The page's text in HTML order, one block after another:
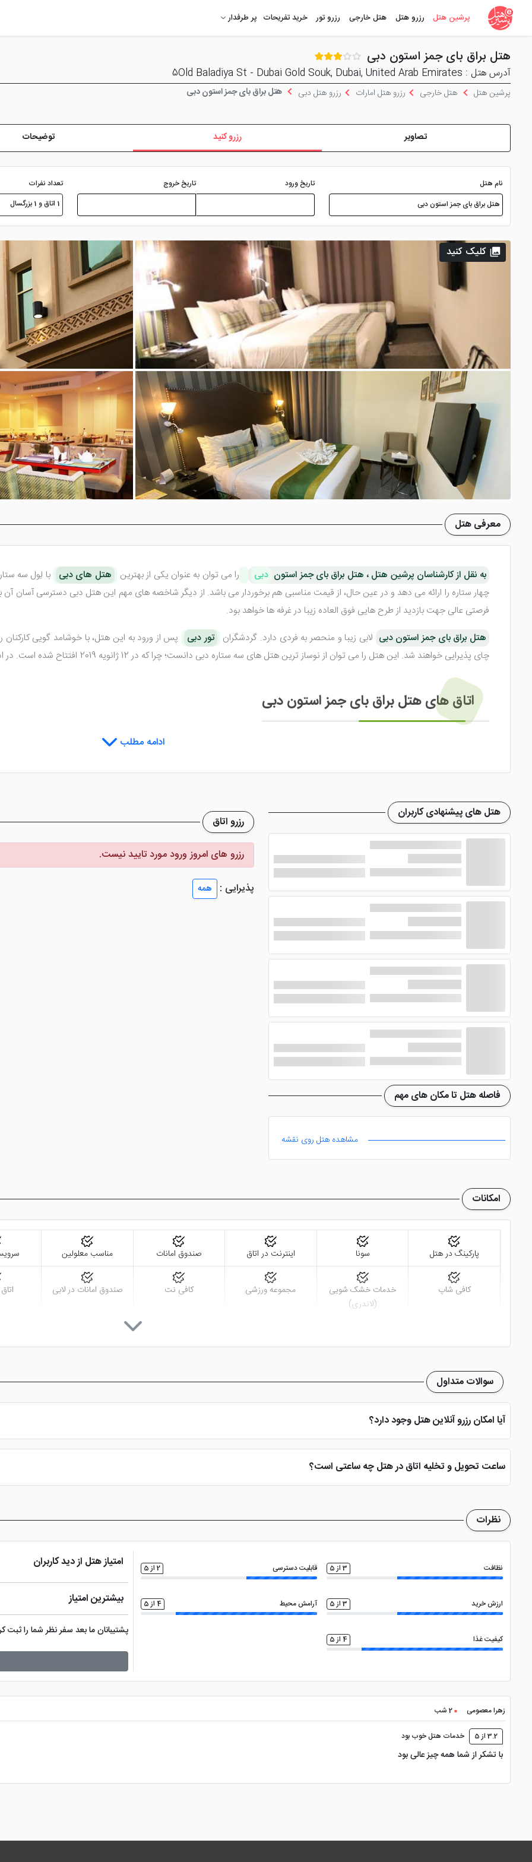
پرشین هتل رزرو هتل هتل خارجی رزرو تور خرید تفریحات پر طرفدار
هتل براق بای جمز استون دبی
آدرس هتل : 5Old Baladiya St - Dubai Gold Souk, Dubai, United Arab Emirates
پرشین هتل هتل خارجی رزرو هتل امارات رزرو هتل دبی هتل براق بای جمز استون دبی
تصاویر رزرو کنید توضیحات
نام هتل تاریخ ورود تاریخ خروج
تعداد نفرات
1 اتاق و 1 بزرگسال
کلیک کنید
معرفی هتل
به نقل از کارشناسان پرشین هتل ، هتل براق بای جمز استون دبی را می توان به عنوان یکی از بهترین هتل های دبی با لِول سه
چهار ستاره را ارائه می دهد و در عین حال، از قیمت مناسبی هم برخوردار می باشد. از دیگر شاخصه های مهم این هتل دبی دسترسی آسان آن
فرصتی عالی جهت بازدید از طرح هایی فوق العاده زیبا در غرفه ها خواهد بود.
هتل براق بای جمز استون دبی لابی زیبا و منحصر به فردی دارد. گردشگران تور دبی
پس از ورود به این هتل، با خوشامد گویی
چای پذیرایی خواهند شد. این هتل را می توان از نوساز ترین هتل های سه ستاره دبی دانست؛ چرا که در 12 ژانویه 2019 افتتاح شده است. در ادامه مطلب به معرفی کامل تری از این هتل خواهیم پرداخت.
اتاق های هتل براق بای جمز استون دبی
این هتل دارای اتاق هایی زیبا و مناسب می باشد که با دیزاین نسبتا شیک، جهت پذیرایی از گردشگران عزیز تدارک دیده شده اند. البته
همراه دوش، ملزومات بهداشتی، سشوار، مینی بار، فضای نشیمن، تلویزیون صفحه تخت، تراس با چشم اندازی زیبا و ... اشاره کرد. ممکن است
این رو ما هتل سیتی مکس بور دبی را به شما معرفی می کنیم. این دو هتل از نظر رنگ بندی اتاق ها کاملا متضاد یکدیگر هستند.
امکانات هتل براق بای جمز استون دبی
هتل مذکور، دارای امکانات خوبی می باشد که باعث شده است نسبت بسیاری از هتل های سه ستاره این شهر مانند
صورت شبانه روزی آماده پاسخگویی به نیاز ها و مشکلات شما عزیزان هستند. ضمن اینکه با وجود امکانات تفریحی موجود در هتل براق بای
این امکانات را معرفی می کنیم.
رستوران
هتل براق بای جمز استون دبی در رستوران خود صبحانه قاره ای را به صورت بوفه سرو می کند. در وعده های نهار و شام نیز غذا به صورت
مثبت در رابطه با رستوران این هتل، استفاده از ظروف و قابلمه مسی می باشد که همین امر ارزش غذایی را بالا می برد. آشپزها و پرسنل
طبخ می کنند.
استخر و سالن بدنسازی
کردن تعبیه شده است. همچنین شما می توانید در صورت نیاز از سالن بدنسازی هتل با پیشرفته ترین وسایل بدنسازی و مربیانی حرفه ای،
دیگر امکانات
در هتل براق بای جمز استون دبی
معلولین، پارکینگ، لاندری، تاکسی سرویس، مجموعه ورزشی و .... تعبیه شده است. با وجود این امکانات شما می توانید با خیالی راحت اقامت
مکان های نزدیک به هتل
سایت پرشین هتل با ارائه خدماتی نظیر پشتیبانی 24 ساعته، نظر سنجی های مداوم در سفر، ثبت نظرات حقیقی
خواهد بود. ضمن این که کارگزاری رسمی سایت پرشین هتل در مشهد ، تهران و کیش، به صورت حضوری پاسخگوی کاربران خواهد بود.علاوه بر
کنید
ادامه مطلب
رزرو اتاق
رزرو های امروز ورود مورد تایید نیست.
پذیرایی : همه
هتل های پیشنهادی کاربران
فاصله هتل تا مکان های مهم
مشاهده هتل روی نقشه
امکانات
پارکینگ در هتل سونا اینترنت در اتاق صندوق امانات مناسب معلولین
کافی شاپ
خدمات خشک شویی
(لاندری)
مجموعه ورزشی کافی نت صندوق امانات در لابی
سوالات متداول
آیا امکان رزرو آنلاین هتل وجود دارد؟
بله، با انتخاب تاریخ ورود و خروج، نوع اتاق و تعداد نفرات می توانید پس از پرداخت در درگاه بانکی، رزرو آنلاین خود را نهایی و واچر هتل را دریافت
ساعت تحویل و تخلیه اتاق در هتل چه ساعتی است؟
ساعت تحویل اتاق ساعت 2 بعد از ظهر و ساعت تخلیه اتاق 12 ظهر می باشد
نظرات
نظافت 3 از 5 قابلیت دسترسی 2 از 5
ارزش خرید 3 از 5 آرامش محیط 4 از 5
کیفیت غذا 4 از 5
امتیاز هتل از دید کاربران
بیشترین امتیاز
پشتیبانان ما بعد سفر نظر شما را
زهرا معصومی 2 شب
3.2 از 5 خدمات هتل خوب بود
با تشکر از شما همه چیز عالی بود